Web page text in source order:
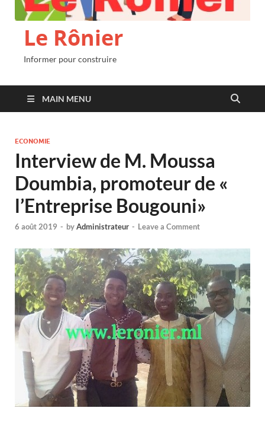
Le Rônier
Informer pour construire
MAIN MENU
ECONOMIE
Interview de M. Moussa
Doumbia, promoteur de «
l’Entreprise Bougouni»
6 août 2019 - byAdministrateur - Leave a Comment